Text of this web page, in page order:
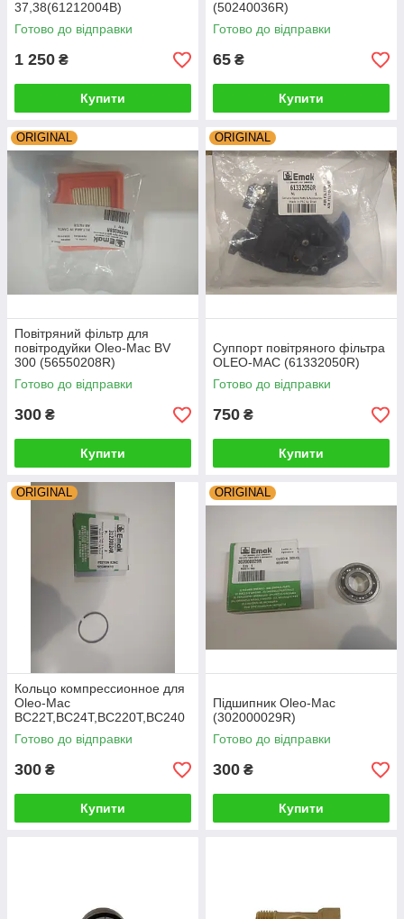
37,38(61212004B)
Готово до відправки
1 250 ₴
Купити
(50240036R)
Готово до відправки
65 ₴
Купити
ORIGINAL
Повітряний фільтр для
повітродуйки Oleo-Mac BV
300 (56550208R)
Готово до відправки
300 ₴
Купити
ORIGINAL
Суппорт повітряного фільтра
OLEO-MAC (61332050R)
Готово до відправки
750 ₴
Купити
ORIGINAL
Кольцо компрессионное для
Oleo-Mac
BC22T,BC24T,BC220T,BC240
T/Eco
DS220T,DS2200T,DS240T,DS
Готово до відправки
300 ₴
Купити
ORIGINAL
Підшипник Oleo-Mac
(302000029R)
Готово до відправки
300 ₴
Купити